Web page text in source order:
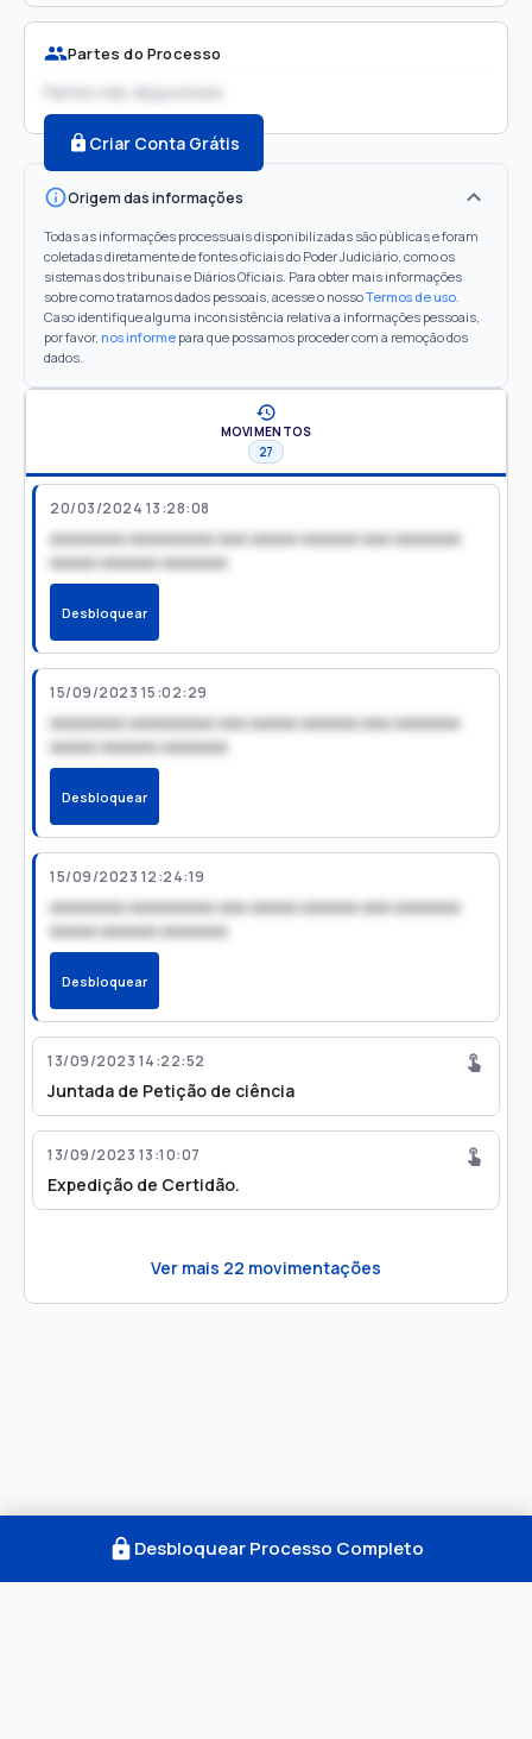
Partes do Processo
Partes não disponíveis
Criar Conta Grátis
Origem das informações
Todas as informações processuais disponibilizadas são públicas e foram
coletadas diretamente de fontes oficiais do Poder Judiciário, como os
sistemas dos tribunais e Diários Oficiais. Para obter mais informações
sobre como tratamos dados pessoais, acesse o nossoTermos de uso.
Caso identifique alguma inconsistência relativa a informações pessoais,
por favor, nos informe para que possamos proceder com a remoção dos
dados.
MOVIMENTOS
27
20/03/2024 13:28:08
xxxxxxxx xxxxxxxxx xxx xxxxx xxxxxx xxx xxxxxxx
xxxxx xxxxxx xxxxxxx
Desbloquear
15/09/2023 15:02:29
xxxxxxxx xxxxxxxxx xxx xxxxx xxxxxx xxx xxxxxxx
xxxxx xxxxxx xxxxxxx
Desbloquear
15/09/2023 12:24:19
xxxxxxxx xxxxxxxxx xxx xxxxx xxxxxx xxx xxxxxxx
xxxxx xxxxxx xxxxxxx
Desbloquear
13/09/2023 14:22:52
Juntada de Petição de ciência
13/09/2023 13:10:07
Expedição de Certidão.
Ver mais 22 movimentações
Desbloquear Processo Completo